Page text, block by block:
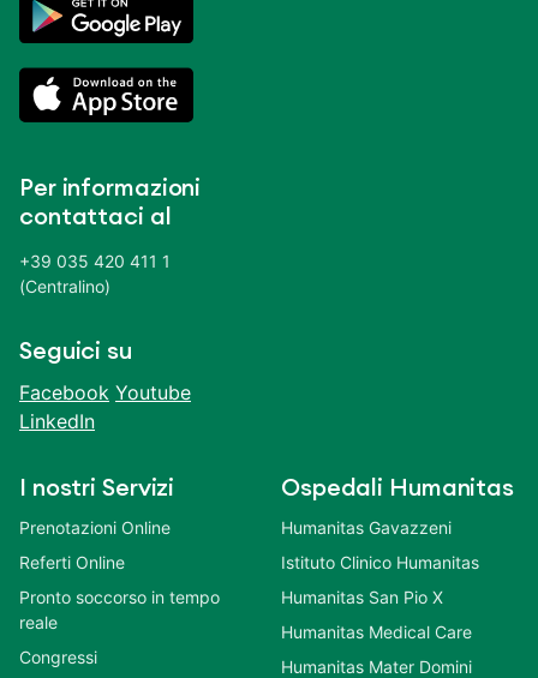
Per informazioni
contattaci al
+39 035 420 411 1
(Centralino)
Seguici su
Facebook Youtube
LinkedIn
I nostri Servizi
Prenotazioni Online
Referti Online
Pronto soccorso in tempo
reale
Congressi
Ospedali Humanitas
Humanitas Gavazzeni
Istituto Clinico Humanitas
Humanitas San Pio X
Humanitas Medical Care
Humanitas Mater Domini